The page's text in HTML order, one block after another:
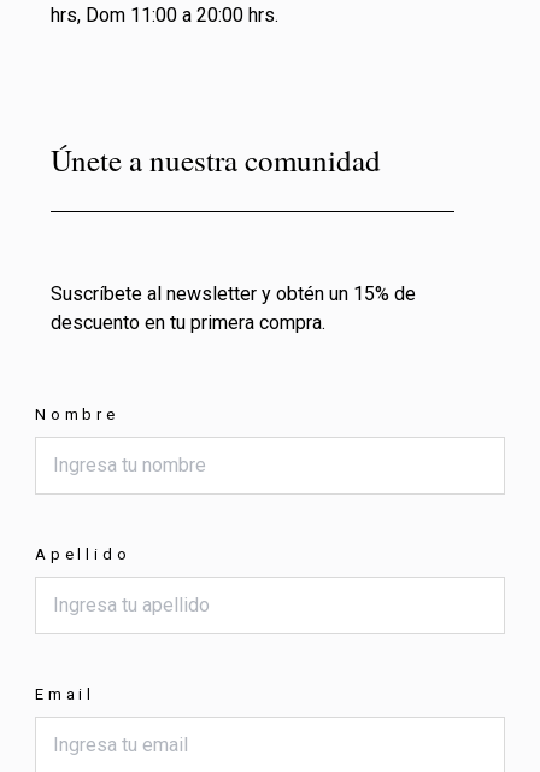
hrs, Dom 11:00 a 20:00 hrs.
Únete a nuestra comunidad
Suscríbete al newsletter y obtén un 15% de
descuento en tu primera compra.
Nombre
Apellido
Email